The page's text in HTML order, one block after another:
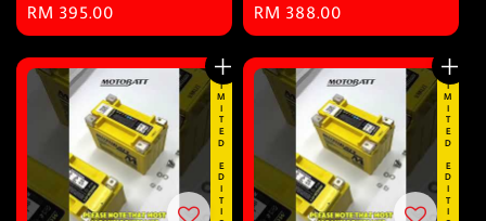
Regular
price
RM 395.00
Regular
price
RM 388.00
LIMITED EDITION LIMITED EDITION